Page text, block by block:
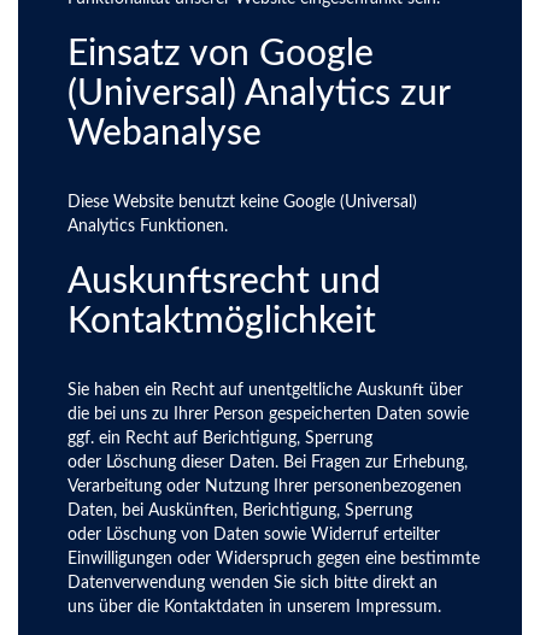
Einsatz von Google
(Universal) Analytics zur
Webanalyse
Diese Website benutzt keine Google (Universal)
Analytics Funktionen.
Auskunftsrecht und
Kontaktmöglichkeit
Sie haben ein Recht auf unentgeltliche Auskunft über
die bei uns zu Ihrer Person gespeicherten Daten sowie
ggf. ein Recht auf Berichtigung, Sperrung
oder Löschung dieser Daten. Bei Fragen zur Erhebung,
Verarbeitung oder Nutzung Ihrer personenbezogenen
Daten, bei Auskünften, Berichtigung, Sperrung
oder Löschung von Daten sowie Widerruf erteilter
Einwilligungen oder Widerspruch gegen eine bestimmte
Datenverwendung wenden Sie sich bitte direkt an
uns über die Kontaktdaten in unserem Impressum.